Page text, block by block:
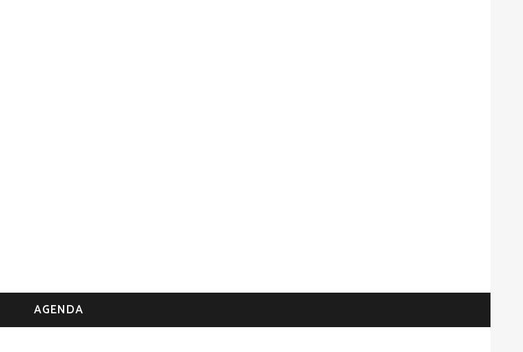
AGENDA